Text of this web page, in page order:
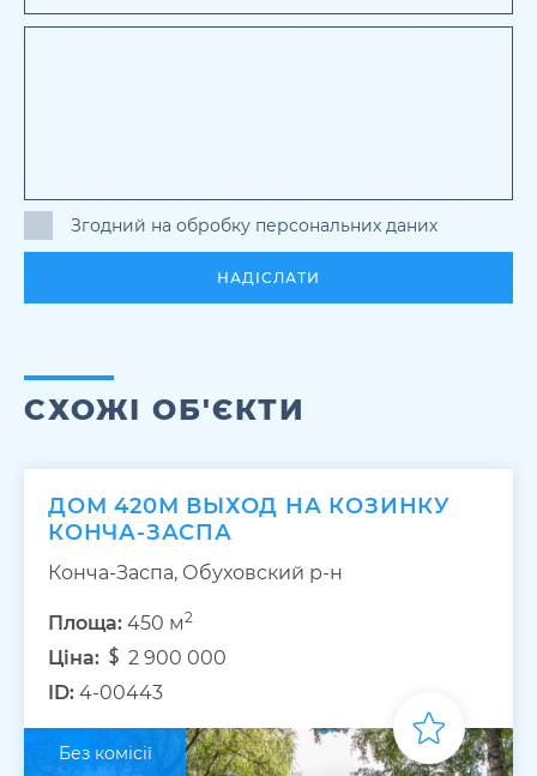
Згодний на обробку персональних даних
НАДІСЛАТИ
СХОЖІ ОБ'ЄКТИ
ДОМ 420М ВЫХОД НА КОЗИНКУ
КОНЧА-ЗАСПА
Конча-Заспа, Обуховский р-н
Площа: 450 м2
Ціна:
2 900 000
ID: 4-00443
Без комісії